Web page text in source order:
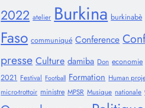
2022 atelier Burkina burkinabè
Faso communiqué Conference
presse Culture damiba Don economie
2021 Festival Football Formation Human
micro-trottoir ministre MPSR Musique nationale